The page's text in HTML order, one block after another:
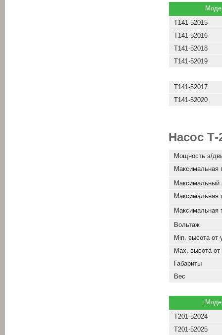
Т141-52015
Т141-52016
Т141-52018
Т141-52019
Т141-52017
Т141-52020
Насос Т-
Мощность э/
Максимальная
Максимальный
Максимальная
Максимальная
Вольтаж
Min. высота от
Max. высота
Габариты
Вес
Т201-52024
Т201-52025